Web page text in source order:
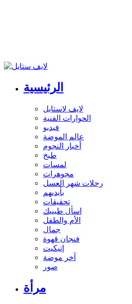
الرئيسية
لايف لاستايل
الحوارات الفنية
فيديو
عالم الموضة
أخبار النجوم
طبخ
لمسات
مجوهرات
رحلات شهر العسل
بأيديهم
تحقيقات
اسأل طبيبك
الأم والطفل
جمال
فنجان قهوة
إتيكيت
آخر موضة
صور
مرأة